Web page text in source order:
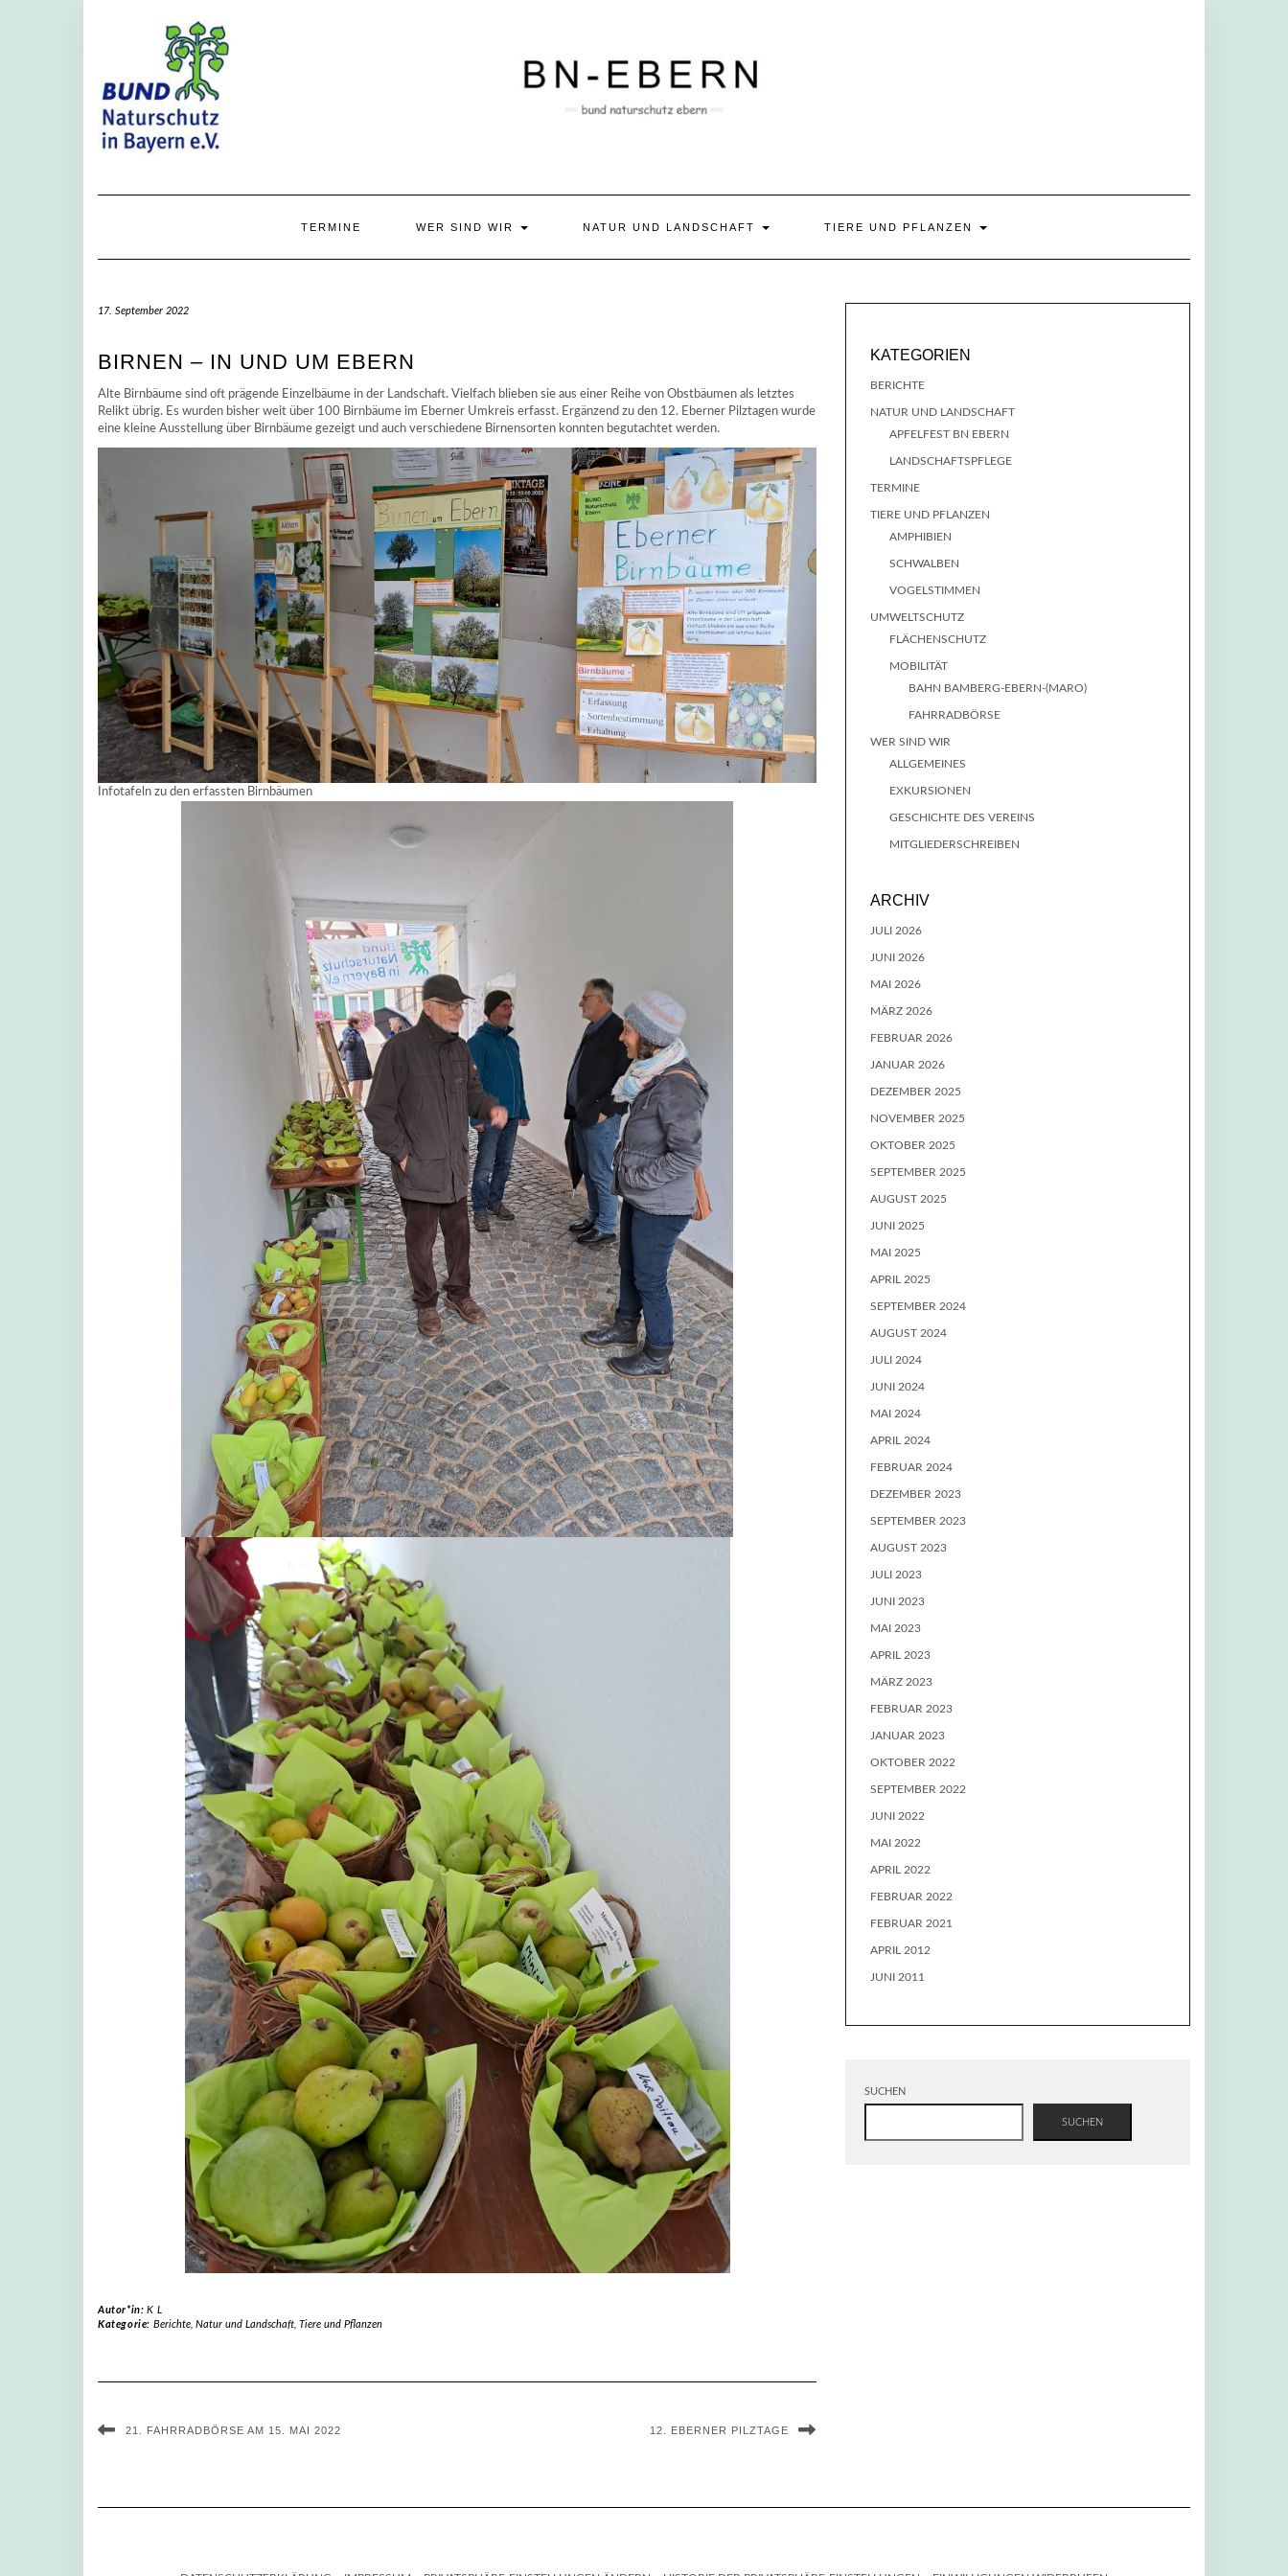
TERMINE WER SIND WIR NATUR UND LANDSCHAFT TIERE UND PFLANZEN
17. September 2022
BIRNEN – IN UND UM EBERN
Alte Birnbäume sind oft prägende Einzelbäume in der Landschaft. Vielfach blieben sie aus einer Reihe von Obstbäumen als letztes
Relikt übrig. Es wurden bisher weit über 100 Birnbäume im Eberner Umkreis erfasst. Ergänzend zu den 12. Eberner Pilztagen wurde
eine kleine Ausstellung über Birnbäume gezeigt und auch verschiedene Birnensorten konnten begutachtet werden.
Infotafeln zu den erfassten Birnbäumen
Autor*in: K L
Kategorie: Berichte, Natur und Landschaft, Tiere und Pflanzen
21. FAHRRADBÖRSE AM 15. MAI 2022 12. EBERNER PILZTAGE
KATEGORIEN
BERICHTE
NATUR UND LANDSCHAFT
APFELFEST BN EBERN
LANDSCHAFTSPFLEGE
TERMINE
TIERE UND PFLANZEN
AMPHIBIEN
SCHWALBEN
VOGELSTIMMEN
UMWELTSCHUTZ
FLÄCHENSCHUTZ
MOBILITÄT
BAHN BAMBERG-EBERN-(MARO)
FAHRRADBÖRSE
WER SIND WIR
ALLGEMEINES
EXKURSIONEN
GESCHICHTE DES VEREINS
MITGLIEDERSCHREIBEN
ARCHIV
JULI 2026
JUNI 2026
MAI 2026
MÄRZ 2026
FEBRUAR 2026
JANUAR 2026
DEZEMBER 2025
NOVEMBER 2025
OKTOBER 2025
SEPTEMBER 2025
AUGUST 2025
JUNI 2025
MAI 2025
APRIL 2025
SEPTEMBER 2024
AUGUST 2024
JULI 2024
JUNI 2024
MAI 2024
APRIL 2024
FEBRUAR 2024
DEZEMBER 2023
SEPTEMBER 2023
AUGUST 2023
JULI 2023
JUNI 2023
MAI 2023
APRIL 2023
MÄRZ 2023
FEBRUAR 2023
JANUAR 2023
OKTOBER 2022
SEPTEMBER 2022
JUNI 2022
MAI 2022
APRIL 2022
FEBRUAR 2022
FEBRUAR 2021
APRIL 2012
JUNI 2011
SUCHEN
SUCHEN